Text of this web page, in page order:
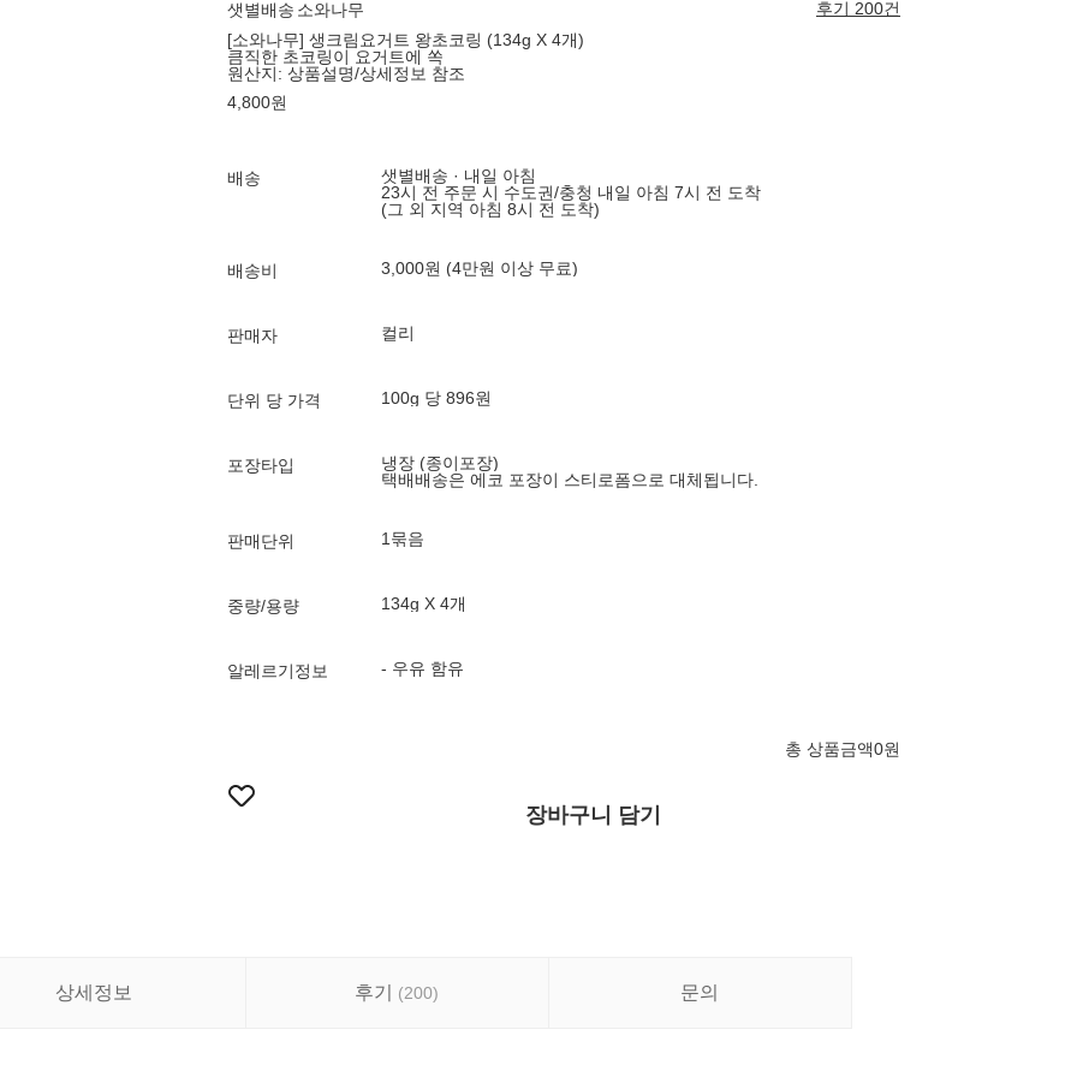
샛별배송 소와나무
후기 200건
[소와나무] 생크림요거트 왕초코링 (134g X 4개)
큼직한 초코링이 요거트에 쏙
원산지: 상품설명/상세정보 참조
4,800원
배송
샛별배송 · 내일 아침
23시 전 주문 시 수도권/충청 내일 아침 7시 전 도착
(그 외 지역 아침 8시 전 도착)
배송비 3,000원 (4만원 이상 무료)
판매자 컬리
단위 당 가격 100g 당 896원
포장타입
냉장 (종이포장)
택배배송은 에코 포장이 스티로폼으로 대체됩니다.
판매단위 1묶음
중량/용량 134g X 4개
알레르기정보 - 우유 함유
총 상품금액0원
장바구니 담기
상세정보 후기 (200) 문의